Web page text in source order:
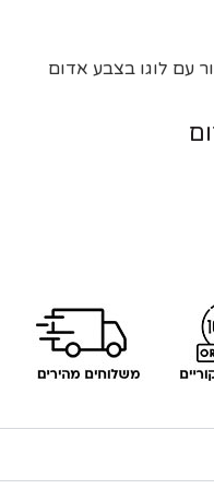
עם לוגו בצבע אדום